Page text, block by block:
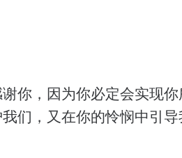
你，因为你必定会实现
们，又在你的怜悯中引导